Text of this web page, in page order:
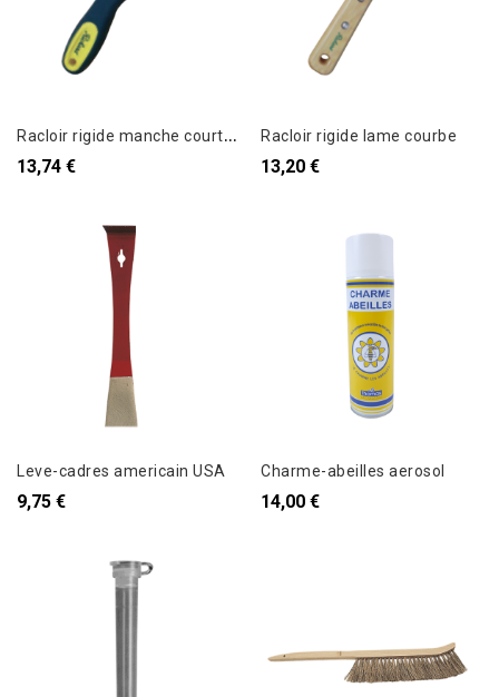
R
acloir rigide manche court plastique
13,74 €
Racloir rigide lame courbe
13,20 €
Leve-cadres americain USA
9,75 €
Charme-abeilles aerosol
14,00 €